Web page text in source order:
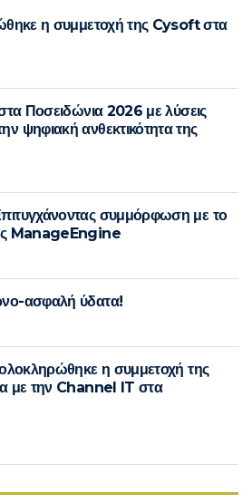
η συμμετοχή της Cysoft στα
Ποσειδώνια 2026 με λύσεις
ψηφιακή ανθεκτικότητα της
συμμόρφωση με το
ManageEngine
ασφαλή ύδατα!
η συμμετοχή της
με την Channel IT στα